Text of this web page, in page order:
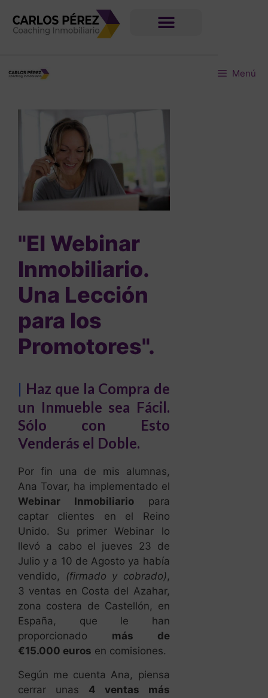
Menú
"El Webinar
Inmobiliario.
Una Lección
para los
Promotores".
| Haz que la Compra de
un Inmueble sea Fácil.
Sólo con Esto
Venderás el Doble.
Por fin una de mis alumnas,
Ana Tovar, ha implementado el
Webinar Inmobiliariopara
captar clientes en el Reino
Unido. Su primer Webinar lo
llevó a cabo el jueves 23 de
Julio y a 10 de Agosto ya había
vendido,
(firmado y cobrado),
3 ventas en Costa del Azahar,
zona costera de Castellón, en
España, que le han
proporcionado más de
€15.000 euros en comisiones.
Según me cuenta Ana, piensa
cerrar unas 4 ventas más